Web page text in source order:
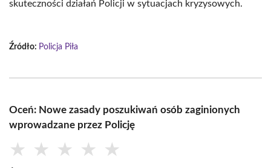
skuteczności działań Policji w sytuacjach kryzysowych.
Źródło: Policja Piła
Oceń: Nowe zasady poszukiwań osób zaginionych
wprowadzane przez Policję
★ ★ ★ ★ ★